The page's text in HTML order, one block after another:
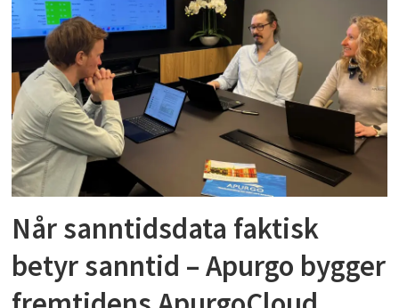
Når sanntidsdata faktisk
betyr sanntid – Apurgo bygger